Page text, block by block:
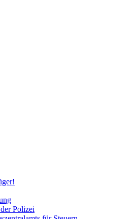
Polizei